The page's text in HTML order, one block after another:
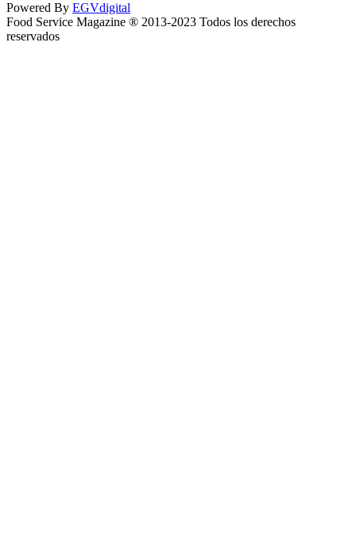
Powered By EGVdigital
Food Service Magazine ® 2013-2023 Todos los derechos
reservados